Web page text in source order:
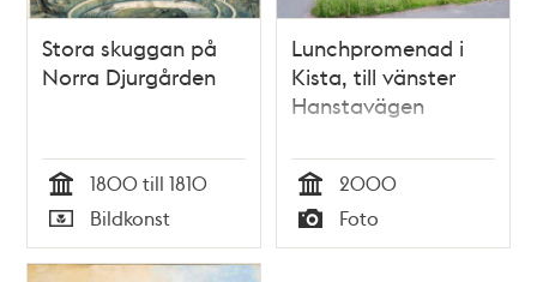
Stora skuggan på
Norra Djurgården
Tid
1800 till 1810
Typ
Bildkonst
Lunchpromenad i
Kista, till vänster
Hanstavägen
Tid
2000
Typ
Foto